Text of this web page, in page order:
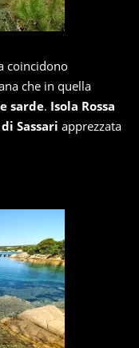
coincidono
che in quella
sarde. Isola Rossa
Sassari apprezzata